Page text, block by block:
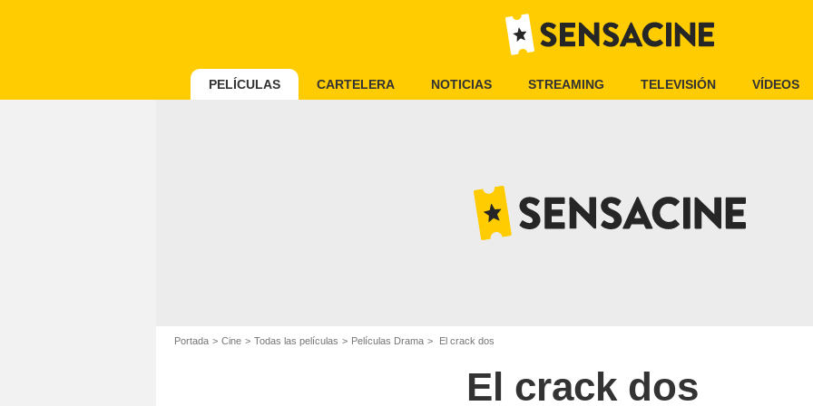
PELÍCULAS CARTELERA NOTICIAS STREAMING TELEVISIÓN VÍDEOS
Portada Cine Todas las películas Películas Drama El crack dos
El crack dos